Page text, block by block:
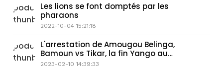
Les lions se font domptés par les
pharaons
2022-10-04 15:21:18
L'arrestation de Amougou Belinga,
Bamoun vs Tikar, la fin Yango au
Cameroun ?
2023-02-10 14:39:33